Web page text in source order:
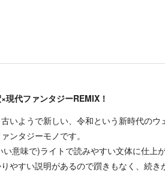
代ファンタジーREMIX！
いようで新しい、令和という新時代のウ
ンタジーモノです。
意味で)ライトで読みやすい文体に仕上
やすい説明があるので躓きもなく、続き